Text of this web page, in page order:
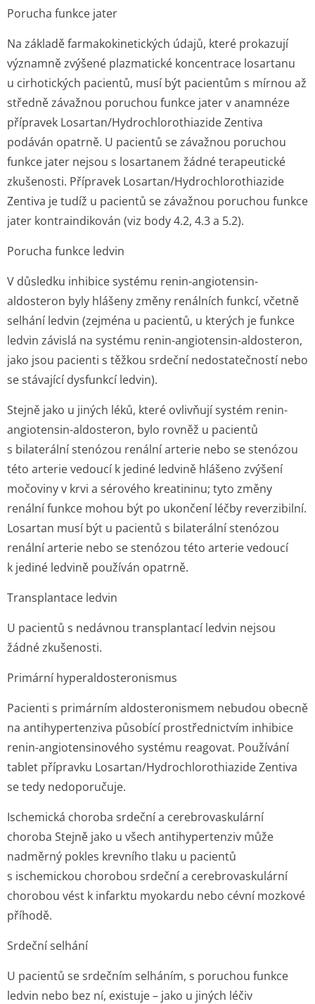
Porucha funkce jater
Na základě farmakokinetických údajů, které prokazují
významně zvýšené plazmatické koncentrace losartanu
u cirhotických pacientů, musí být pacientům s mírnou až
středně závažnou poruchou funkce jater v anamnéze
přípravek Losartan/Hydrochlo­rothiazide Zentiva
podáván opatrně. U pacientů se závažnou poruchou
funkce jater nejsou s losartanem žádné terapeutické
zkušenosti. Přípravek Losartan/Hydrochlo­rothiazide
Zentiva je tudíž u pacientů se závažnou poruchou funkce
jater kontraindikován (viz body 4.2, 4.3 a 5.2).
Porucha funkce ledvin
V důsledku inhibice systému renin-angiotensin-
aldosteron byly hlášeny změny renálních funkcí, včetně
selhání ledvin (zejména u pacientů, u kterých je funkce
ledvin závislá na systému renin-angiotensin-aldosteron,
jako jsou pacienti s těžkou srdeční nedostatečností nebo
se stávající dysfunkcí ledvin).
Stejně jako u jiných léků, které ovlivňují systém renin-
angiotensin-aldosteron, bylo rovněž u pacientů
s bilaterální stenózou renální arterie nebo se stenózou
této arterie vedoucí k jediné ledvině hlášeno zvýšení
močoviny v krvi a sérového kreatininu; tyto změny
renální funkce mohou být po ukončení léčby reverzibilní.
Losartan musí být u pacientů s bilaterální stenózou
renální arterie nebo se stenózou této arterie vedoucí
k jediné ledvině používán opatrně.
Transplantace ledvin
U pacientů s nedávnou transplantací ledvin nejsou
žádné zkušenosti.
Primární hyperaldostero­nismus
Pacienti s primárním aldosteronismem nebudou obecně
na antihypertenziva působící prostřednictvím inhibice
renin-angiotensinového systému reagovat. Používání
tablet přípravku Losartan/Hydrochlo­rothiazide Zentiva
se tedy nedoporučuje.
Ischemická choroba srdeční a cerebrovaskulární
choroba Stejně jako u všech antihypertenziv může
nadměrný pokles krevního tlaku u pacientů
s ischemickou chorobou srdeční a cerebrovaskulární
chorobou vést k infarktu myokardu nebo cévní mozkové
příhodě.
Srdeční selhání
U pacientů se srdečním selháním, s poruchou funkce
ledvin nebo bez ní, existuje – jako u jiných léčiv